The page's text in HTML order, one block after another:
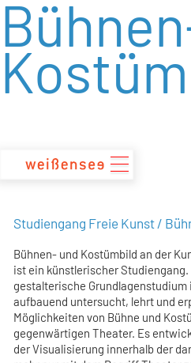
zum
Inhalt
Studiengang Freie Kunst /
Bühnen- und Kostümbild an der
ist ein künstlerischer
gestalterische
aufbauend untersucht, lehrt und
Möglichkeiten von Bühne und
gegenwärtigen Theater. Es
der Visualisierung innerhalb der